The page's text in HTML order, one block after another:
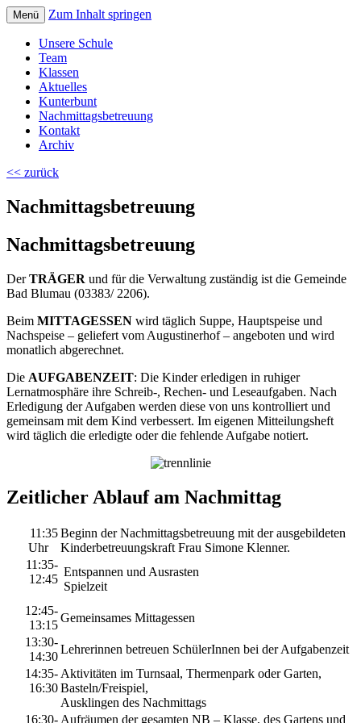
Volksschule Bad Blumau
Menü Zum Inhalt springen
Unsere Schule
Team
Klassen
Aktuelles
Kunterbunt
Nachmittagsbetreuung
Kontakt
Archiv
<< zurück
Nachmittagsbetreuung
Nachmittagsbetreuung
DerTRÄGER und für die Verwaltung zuständig ist die Gemeinde
Bad Blumau (03383/ 2206).
Beim MITTAGESSEN wird täglich Suppe, Hauptspeise und
Nachspeise – geliefert vom Augustinerhof – angeboten und wird
monatlich abgerechnet.
Die AUFGABENZEIT: Die Kinder erledigen in ruhiger
Lernatmosphäre ihre Schreib-, Rechen- und Leseaufgaben. Nach
Erledigung der Aufgaben werden diese von uns kontrolliert und
gemeinsam mit dem Kind verbessert. Im eigenen Mitteilungsheft
wird täglich die erledigte oder die fehlende Aufgabe notiert.
Zeitlicher Ablauf am Nachmittag
11:35
Uhr
Beginn der Nachmittagsbetreuung mit der ausgebildeten
Kinderbetreuungskraft Frau Simone Klenner.
11:35-
12:45
Entspannen und Ausrasten
Spielzeit
12:45-
13:15
Gemeinsames Mittagessen
13:30-
14:30
Lehrerinnen betreuen SchülerInnen bei der Aufgabenzeit
14:35-
16:30
Aktivitäten im Turnsaal, Thermenpark oder Garten,
Basteln/Freispiel,
Ausklingen des Nachmittags
16:30- Aufräumen der gesamten NB – Klasse, des Gartens und